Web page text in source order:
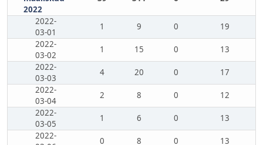
2022
2022-
03-01
1 9 0
19
2022-
03-02
1 15 0
13
2022-
03-03
4 20 0
17
2022-
03-04
2 8 0
12
2022-
03-05
1 6 0
13
2022-
0 8 0 13